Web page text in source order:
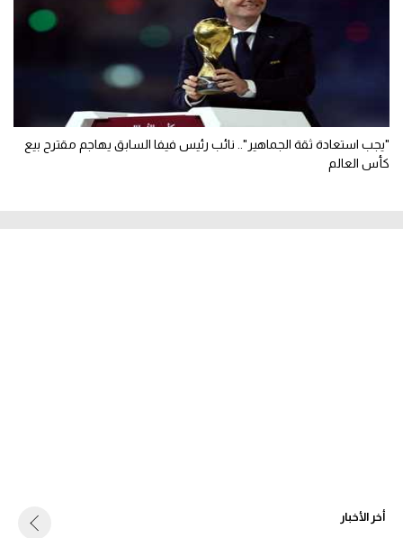
"يجب استعادة ثقة الجماهير".. نائب رئيس فيفا السابق يهاجم مقترح بيع
كأس العالم
أخر الأخبار